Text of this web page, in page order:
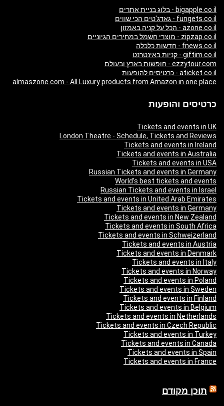
bigapple.co.il - בלוג בניית אתרים
fungets.co.il - גאדג'טים הכי שווים
azone.co.il - הכל על קניה באמזון
zipzap.co.il - מוצרי חשמל במחירים הגיוניים
fnews.co.il - חדשות כלכלה
giftim.co.il - קניות באינטרנט
ezzytour.com - חופשות בארץ ובעולם
aticket.co.il - כרטיסים להופעות
almaszone.com - All Luxury products from Amazon in one place
כרטיסים והופעות
Tickets and events in UK
London Theatre - Schedule, Tickets and Reviews
Tickets and events in Ireland
Tickets and events in Australia
Tickets and events in USA
Russian Tickets and events in Germany
World’s best tickets and events
Russian Tickets and events in Israel
Tickets and events in United Arab Emirates
Tickets and events in Germany
Tickets and events in New Zealand
Tickets and events in South Africa
Tickets and events in Schweizerland
Tickets and events in Austria
Tickets and events in Denmark
Tickets and events in Italy
Tickets and events in Norway
Tickets and events in Poland
Tickets and events in Sweden
Tickets and events in Finland
Tickets and events in Belgium
Tickets and events in Netherlands
Tickets and events in Czech Republic
Tickets and events in Turkey
Tickets and events in Canada
Tickets and events in Spain
Tickets and events in France
תוכן מקודם